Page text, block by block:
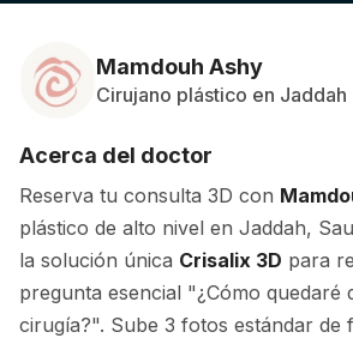
Reseñas de pacientes
Mamdouh Ashy
Cirujano plástico en Jaddah
Acerca del doctor
Reserva tu consulta 3D con
plástico de alto nivel en Jaddah,
la solución única Crisalix 3D para
pregunta esencial "¿Cómo quedaré
cirugía?". Sube 3 fotos estándar de